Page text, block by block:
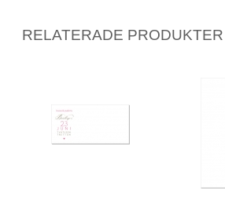
RELATERADE PRODUKTER